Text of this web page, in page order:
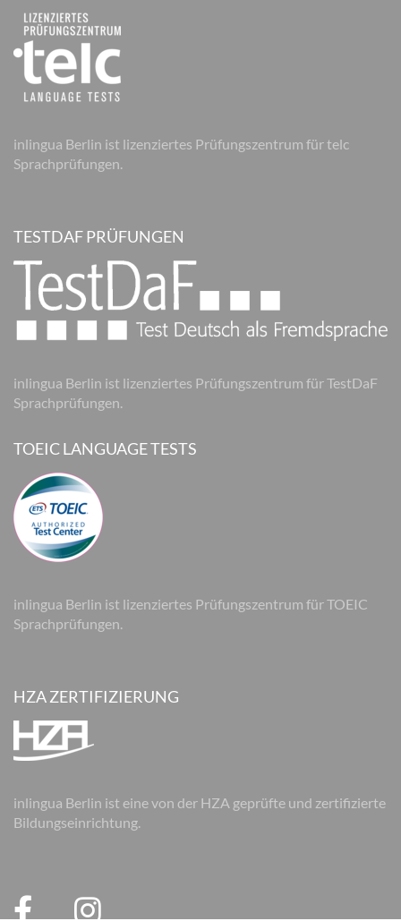
inlingua Berlin ist lizenziertes Prüfungszentrum für telc
Sprachprüfungen.
TESTDAF PRÜFUNGEN
inlingua Berlin ist lizenziertes Prüfungszentrum für TestDaF
Sprachprüfungen.
TOEIC LANGUAGE TESTS
inlingua Berlin ist lizenziertes Prüfungszentrum für TOEIC
Sprachprüfungen.
HZA ZERTIFIZIERUNG
inlingua Berlin ist eine von der HZA geprüfte und zertifizierte
Bildungseinrichtung.